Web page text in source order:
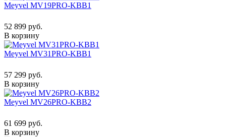
Meyvel MV19PRO-KBB1
52 899 руб.
В корзину
Meyvel MV31PRO-KBB1
57 299 руб.
В корзину
Meyvel MV26PRO-KBB2
61 699 руб.
В корзину